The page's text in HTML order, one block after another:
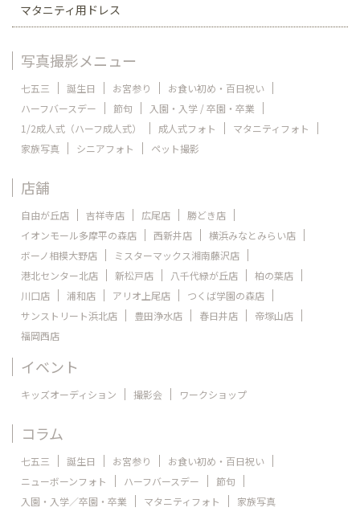
マタニティ用ドレス
写真撮影メニュー
七五三 誕生日 お宮参り
お食い初め・百日祝い
ハーフバースデー
節句
入園・入学 / 卒園・卒業
1/2成人式（ハーフ成人式）
成人式フォト
マタニティフォト
家族写真
シニアフォト ペット撮影
店舗
自由が丘店 吉祥寺店 広尾店
勝どき店
イオンモール多摩平の森店
西新井店
横浜みなとみらい店
ボーノ相模大野店
ミスターマックス湘南藤沢店
港北センター北店
新松戸店 八千代緑が丘店
柏の葉店
川口店
浦和店 アリオ上尾店
つくば学園の森店
サンストリート浜北店
豊田浄水店 春日井店
帝塚山店
福岡西店
イベント
キッズオーディション 撮影会 ワークショップ
コラム
七五三 誕生日 お宮参り
お食い初め・百日祝い
ニューボーンフォト
ハーフバースデー
節句
入園・入学／卒園・卒業
マタニティフォト 家族写真